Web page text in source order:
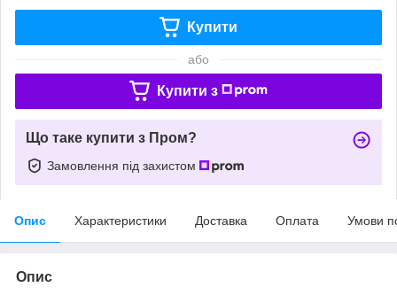
Купити
або
Купити з
Що таке купити з Пром?
Замовлення під захистом
Опис Характеристики Доставка Оплата Умови
Опис